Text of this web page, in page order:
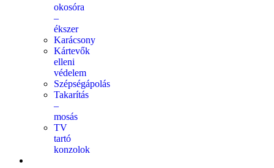
okosóra
–
ékszer
Karácsony
Kártevők
elleni
védelem
Szépségápolás
Takarítás
–
mosás
TV
tartó
konzolok